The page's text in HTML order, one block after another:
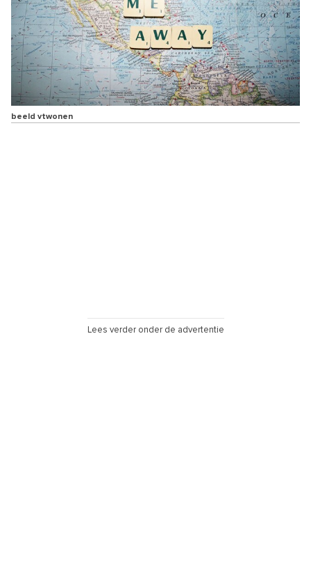
beeld vtwonen
Lees verder onder de advertentie